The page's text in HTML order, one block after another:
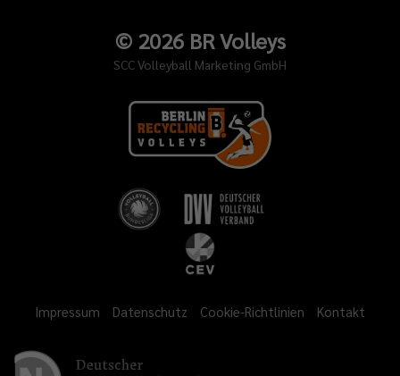
© 2026BR Volleys
SCC Volleyball Marketing GmbH
Impressum Datenschutz Cookie-Richtlinien Kontakt